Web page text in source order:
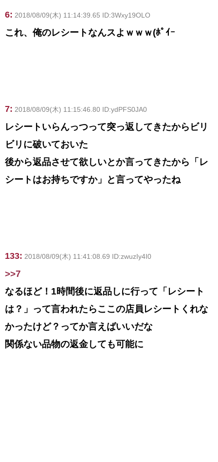
6: 2018/08/09(木) 11:14:39.65 ID:3Wxy19OLO
これ、俺のレシートなんスよｗｗｗ(ﾎﾟｲｰ
7: 2018/08/09(木) 11:15:46.80 ID:ydPFS0JA0
レシートいらんっつって突っ返してきたからビリ
ビリに破いておいた
後から返品させて欲しいとか言ってきたから「レ
シートはお持ちですか」と言ってやったね
133: 2018/08/09(木) 11:41:08.69 ID:zwuzIy4I0
>>7
なるほど！1時間後に返品しに行って「レシート
は？」って言われたらここの店員レシートくれな
かったけど？ってか言えばいいだな
関係ない品物の返金しても可能に